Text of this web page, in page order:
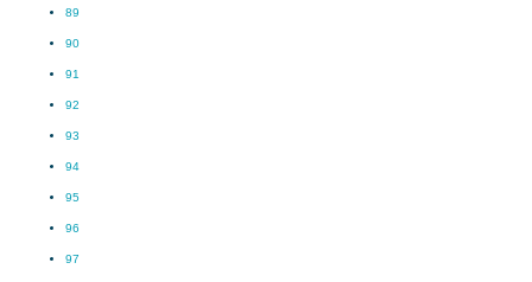
89
90
91
92
93
94
95
96
97